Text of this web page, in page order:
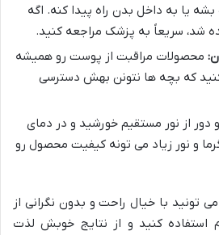
یا به داخل بدن راه پیدا کنه. اگه
شد، سریعاً به پزشک مراجعه کنید.
محصولات مراقبت از پوست رو همیشه
که بچه ها نتونن بهش دسترسی
دور از نور مستقیم خورشید و در دمای
و نور زیاد می تونه کیفیت محصول رو
تونید با خیال راحت و بدون نگرانی از
استفاده کنید و از نتایج خوبش لذت